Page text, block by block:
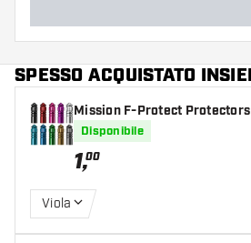
SPESSO ACQUISTATO
Mission F-Protect Protectors
Disponibile
1,00
Viola